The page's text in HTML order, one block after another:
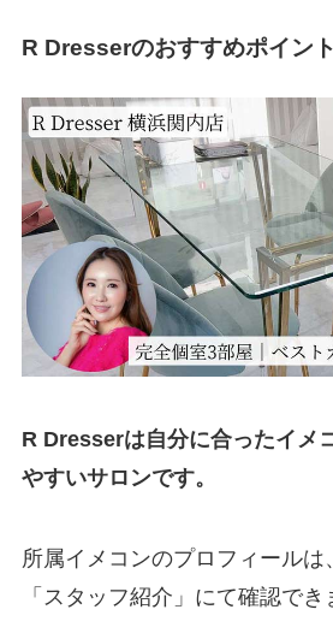
R Dresserのおすすめポイント
R Dresserは自分に合ったイメ
やすいサロンです。
所属イメコンのプロフィールは
「スタッフ紹介」にて確認でき